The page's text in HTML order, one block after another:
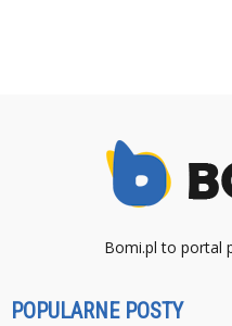
Bomi.pl to portal
POPULARNE POSTY